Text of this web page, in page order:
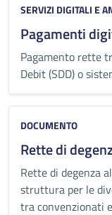
SERVIZI DIGITALI E
Pagamenti
Pagamento rette
Debit (SDD) o
DOCUMENTO
Rette di
Rette di degenza
struttura per le
tra convenzionati